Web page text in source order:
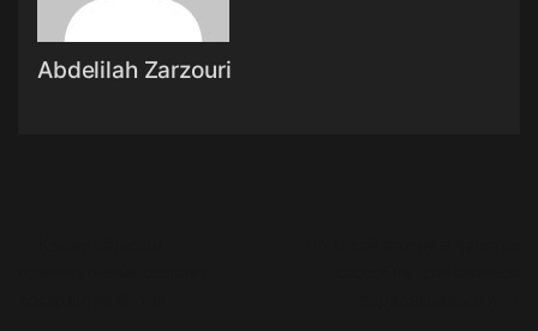
Abdelilah Zarzouri